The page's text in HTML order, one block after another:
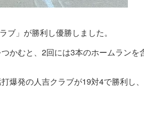
」が勝利し優勝しました。
かむと、2回には3本のホームランを
爆発の人吉クラブが19対4で勝利し、